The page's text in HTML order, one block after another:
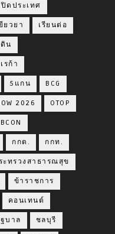
ปิดประเทศ
ยวยา เรียนต่อ
น
รก้า
5แกน BCG
2026 OTOP
กกต. กกท.
ะทรวงสาธารณสุข
ข้าราชการ
คอนเทนต์
บาล ชลบุรี